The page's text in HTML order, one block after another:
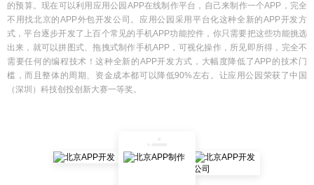
的预算。现在可以利用应用公园APP在线制作平台，自己来制作一个APP，完全
不用找北京的APP外包开发公司。应用公园采用平台化这种全新的APP开发方
式，平台逐步开发了上百个常见的手机APP功能控件，你只需要把这些功能挑选
出来，就可以拼图式、拖拽式制作手机APP，可视化操作，所见即所得，完全不
需要任何的编程技术！这种全新的APP开发方式，大幅度降低了APP的技术门
槛，而且整体的周期、资金成本都可以降低90%左右。让应用公园荣获了中国
（深圳）科技创投创新大赛一等奖。